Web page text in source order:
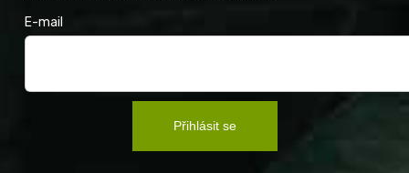
E-mail
Přihlásit se